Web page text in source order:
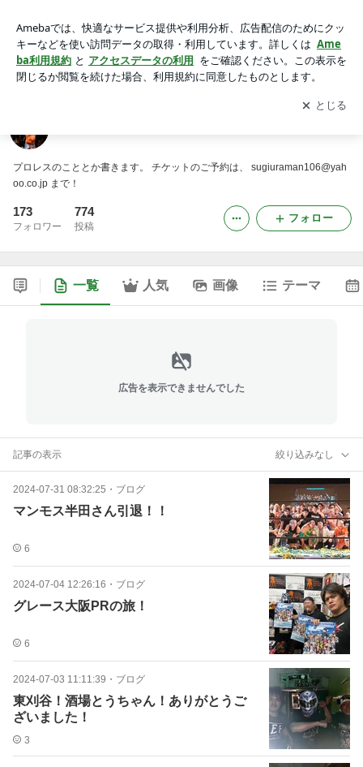
アプリをダウンロードして ブログの更新通知
を受け取りまし
ょう。
開く
プロレスのこととか書きます。 チケットのご予約は、 sugiuraman106@yah
oo.co.jp まで！
173
フォロワー
774
投稿
フォロー
一覧 人気 画像 テーマ
広告を表示できませんでした
記事の表示 絞り込みなし
2024-07-31 08:32:25 ・ ブログ
マンモス半田さん引退！！
6
2024-07-04 12:26:16 ・ ブログ
グレース大阪PRの旅！
6
2024-07-03 11:11:39 ・ ブログ
東刈谷！酒場とうちゃん！ありがとうご
ざいました！
3